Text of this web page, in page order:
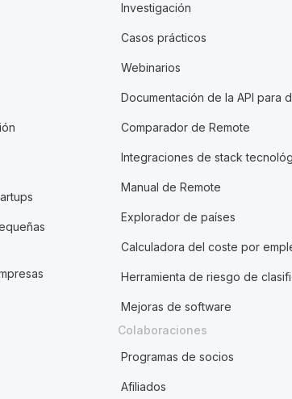
Investigación
Casos prácticos
Webinarios
Documentación de la API para
Comparador de Remote
Integraciones de stack
Manual de Remote
Explorador de países
Calculadora del coste por
Herramienta de riesgo de
Mejoras de software
Colaboraciones
Programas de socios
Afiliados